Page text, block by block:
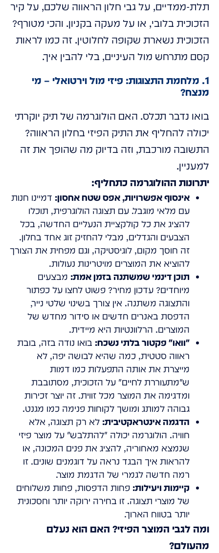
תלת-ממדיים, על גבי חלון הראווה שלכם, על קיר
הזכוכית בלובי, או על מעקה בקניון. והכי מטורף?
הזכוכית נשארת שקופה לחלוטין. זה כמו לראות
קסם מתרחש מול העיניים, בלי להבין איך.
1. מלחמת התצוגות: פיזי מול וירטואלי – מי
מנצח?
בואו נדבר תכלס. האם הולוגרמה של תיק יוקרתי
יכולה להחליף את התיק הפיזי בחלון הראווה?
התשובה מורכבת, וזה בדיוק מה שהופך את זה
למעניין.
יתרונות ההולוגרמה כתחליף:
אינסוף אפשרויות, אפס שטח אחסון: דמיינו חנות
עם מלאי מוגבל. עם תצוגה הולוגרפית, תוכלו
להציג את כל קולקציית הנעליים החדשה, בכל
הצבעים והגדלים, מבלי להחזיק זוג אחד בחלון.
זה חוסך מקום, לוגיסטיקה, וגם מפחית את הצורך
להוציא את המוצרים מויטרינות נעולות.
תוכן דינמי שמשתנה בזמן אמת: מבצעים
מיוחדים? עדכון מחיר? פשוט לחצו על כפתור
והתצוגה משתנה. אין צורך בשינוי שלטי נייר,
הדפסת באנרים חדשים או סידור מחדש של
המוצרים. הרלוונטיות היא מיידית.
"וואו" פקטור בלתי נשכח: בואו נודה בזה, בובת
ראווה סטטית, כמה שהיא לבושה יפה, לא
מייצרת את אותה התפעלות כמו דמות
ש"מתעוררת לחיים" על הזכוכית, מסתובבת
ומדגימה את המוצר מכל זווית. זה יוצר זכירות
גבוהה למותג ומושך לקוחות פנימה כמו מגנט.
הדגמה אינטראקטיבית: לא רק תצוגה, אלא
חוויה. הולוגרמה יכולה "להתלבש" על מוצר פיזי
שנמצא מאחוריה, להציג את פנים המכונה, או
להראות איך הבגד נראה על דוגמנים שונים. זו
רמה חדשה לגמרי של הדגמת מוצר.
קיימות ויעילות: פחות הדפסות, פחות משלוחים
של מוצרי תצוגה. זו בחירה ירוקה יותר וחסכונית
יותר בטווח הארוך.
ומה לגבי המוצר הפיזי? האם הוא נעלם
מהעולם?